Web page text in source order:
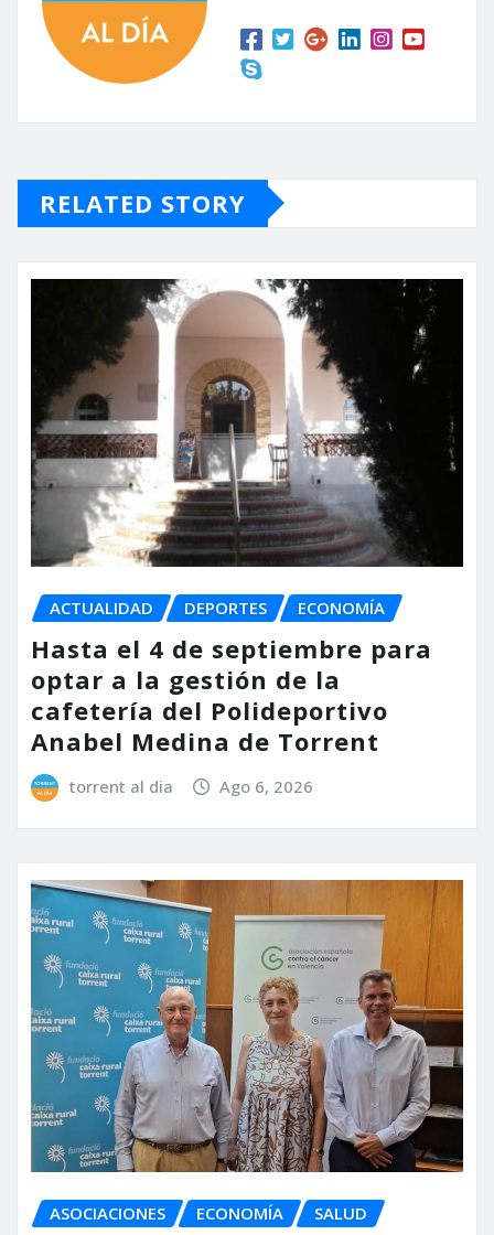
RELATED STORY
ACTUALIDAD DEPORTES ECONOMÍA
Hasta el 4 de septiembre para
optar a la gestión de la
cafetería del Polideportivo
Anabel Medina de Torrent
torrent al dia Ago 6, 2026
ASOCIACIONES ECONOMÍA SALUD